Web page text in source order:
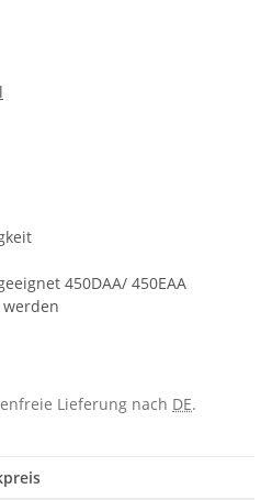
450DAA/ 450EAA
Lieferung nach DE.